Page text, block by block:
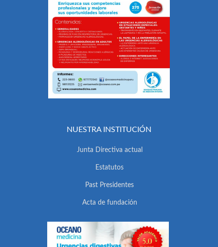
NUESTRA INSTITUCIÓN
Junta Directiva actual
Estatutos
Past Presidentes
Acta de fundación